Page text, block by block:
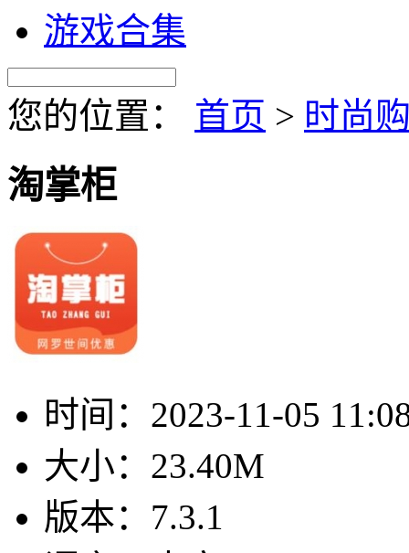
游戏合集
您的位置： 首页 > 时尚
淘掌柜
时间： 2023-11-05
大小： 23.40M
版本： 7.3.1